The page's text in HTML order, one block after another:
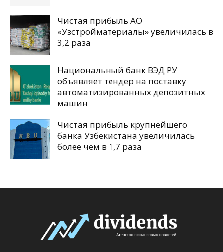
Чистая прибыль АО
«Узстройматериалы» увеличилась в
3,2 раза
Национальный банк ВЭД РУ
объявляет тендер на поставку
автоматизированных депозитных
машин
Чистая прибыль крупнейшего
банка Узбекистана увеличилась
более чем в 1,7 раза